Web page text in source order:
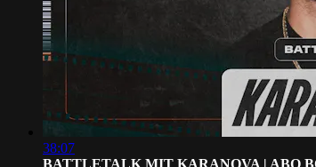
38:07
BATTLETALK MIT KARANOVA | ABO